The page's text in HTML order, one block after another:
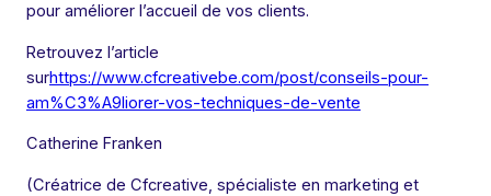
pour améliorer l’accueil de vos clients.
Retrouvez l’article
surhttps://www.cfcreativebe.com/post/conseils-pour-
am%C3%A9liorer-vos-techniques-de-vente
Catherine Franken
(Créatrice de Cfcreative, spécialiste en marketing et